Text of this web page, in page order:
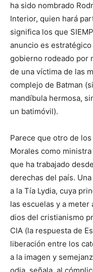
ha sido nombrado
Interior, quien hará
significa los que
anuncio es
gobierno rodeado por
de una víctima de las
complejo de Batman
mandíbula hermosa,
un batimóvil).
Parece que otro de
Morales como ministra
que ha trabajado
derechas del país.
a la Tía Lydia, cuya
las escuelas y a meter
dios del cristianismo
CIA (la respuesta de
liberación entre los
a la imagen y